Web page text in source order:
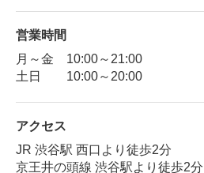
営業時間
月～金 10:00～21:00
土日 10:00～20:00
アクセス
JR 渋谷駅 西口より徒歩2分
京王井の頭線 渋谷駅より徒歩2分